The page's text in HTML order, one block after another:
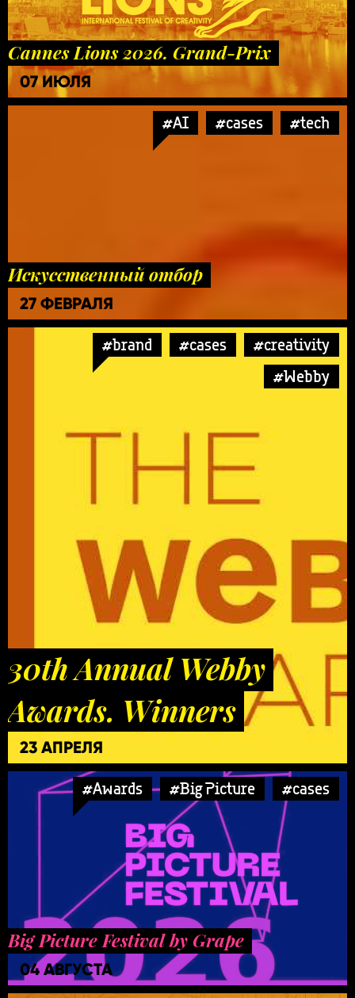
Cannes Lions 2026. Grand-Prix
07 ИЮЛЯ
#AI #cases #tech
Искусственный отбор
27 ФЕВРАЛЯ
#brand #cases
#creativity
#Webby
30th Annual Webby
Awards. Winners
23 АПРЕЛЯ
#Awards #Big Picture #cases
Big Picture Festival by Grape
04 АВГУСТА